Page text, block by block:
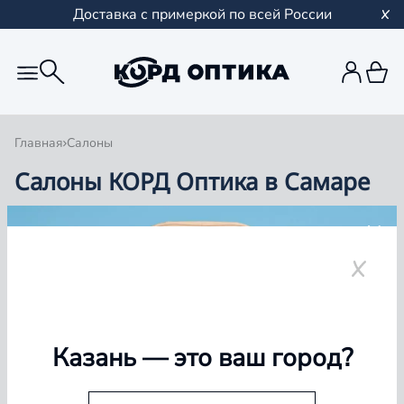
Доставка с примеркой по всей России
Главная Салоны
Салоны КОРД Оптика в Самаре
Группа компаний «Корд Оптика» - это более 100
Казань— это ваш город?